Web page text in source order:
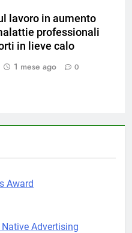
lavoro in aumento
professionali
in lieve calo
1 mese ago 0
Award
Advertising